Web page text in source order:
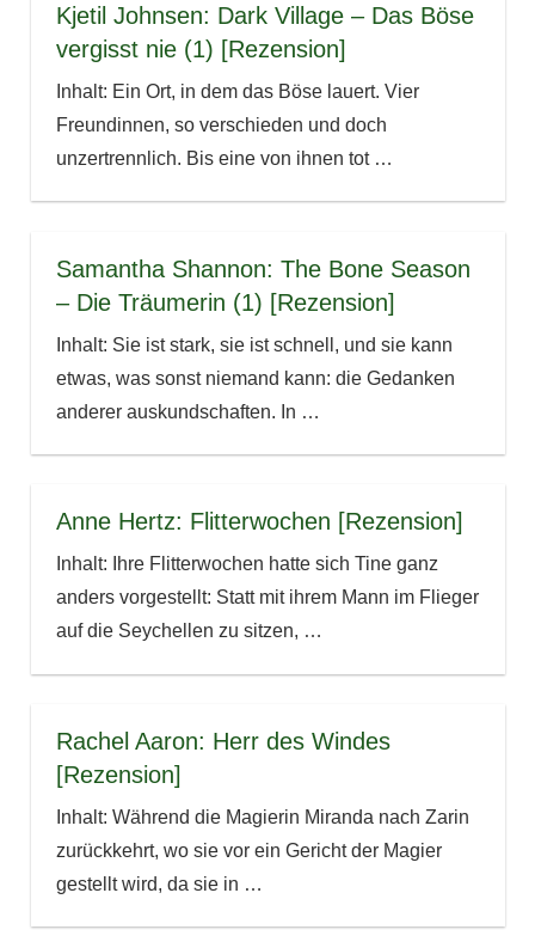
Kjetil Johnsen: Dark Village – Das Böse
vergisst nie (1) [Rezension]
Inhalt: Ein Ort, in dem das Böse lauert. Vier
Freundinnen, so verschieden und doch
unzertrennlich. Bis eine von ihnen tot …
Samantha Shannon: The Bone Season
– Die Träumerin (1) [Rezension]
Inhalt: Sie ist stark, sie ist schnell, und sie kann
etwas, was sonst niemand kann: die Gedanken
anderer auskundschaften. In …
Anne Hertz: Flitterwochen [Rezension]
Inhalt: Ihre Flitterwochen hatte sich Tine ganz
anders vorgestellt: Statt mit ihrem Mann im Flieger
auf die Seychellen zu sitzen, …
Rachel Aaron: Herr des Windes
[Rezension]
Inhalt: Während die Magierin Miranda nach Zarin
zurückkehrt, wo sie vor ein Gericht der Magier
gestellt wird, da sie in …